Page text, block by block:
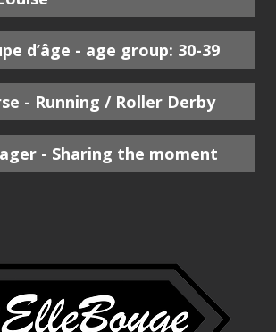
d’âge - age group: 30-39
- Running / Roller Derby
- Sharing the moment